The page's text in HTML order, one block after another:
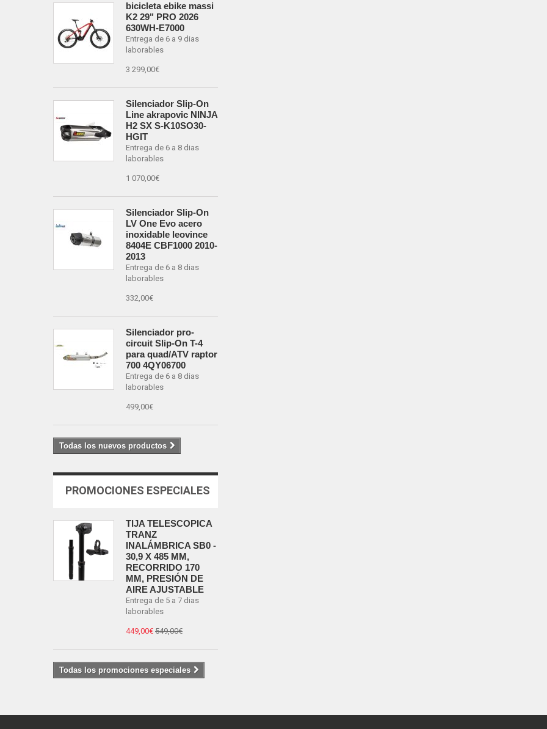
bicicleta ebike massi
K2 29" PRO 2026
630WH-E7000
Entrega de 6 a 9 dias
laborables
3 299,00€
Silenciador Slip-On
Line akrapovic NINJA
H2 SX S-K10SO30-
HGIT
Entrega de 6 a 8 dias
laborables
1 070,00€
Silenciador Slip-On
LV One Evo acero
inoxidable leovince
8404E CBF1000 2010-
2013
Entrega de 6 a 8 dias
laborables
332,00€
Silenciador pro-
circuit Slip-On T-4
para quad/ATV raptor
700 4QY06700
Entrega de 6 a 8 dias
laborables
499,00€
Todas los nuevos productos
PROMOCIONES ESPECIALES
TIJA TELESCÓPICA
TRANZ
INALÁMBRICA SB0 -
30,9 X 485 MM,
RECORRIDO 170
MM, PRESIÓN DE
AIRE AJUSTABLE
Entrega de 5 a 7 dias
laborables
449,00€ 549,00€
Todas los promociones especiales